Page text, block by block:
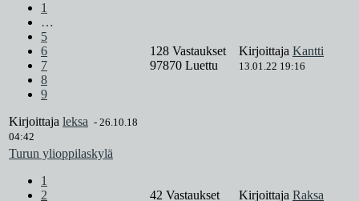
1
…
5
6
7
8
9
Kirjoittaja leksa - 26.10.18
04:42
128 Vastaukset
97870 Luettu
Kirjoittaja Kantti
13.01.22 19:16
Turun ylioppilaskylä
1
2
42 Vastaukset
Kirjoittaja Raksa